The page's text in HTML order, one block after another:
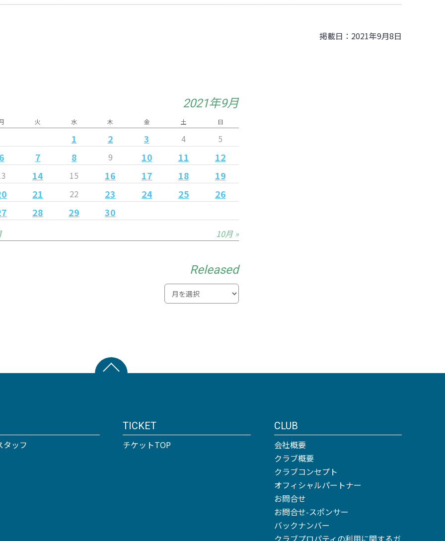
掲載日：2021年9月8日
2021年9月
火 水 木 金 土 日
1 2 3 4 5
7 8 9 10 11 12
14 15 16 17 18
19
21 22 23 24 25
26
28 29 30
10月 »
Released
タッフ
TICKET
チケットTOP
CLUB
会社概要
クラブ概要
クラブコンセプト
オフィシャルパートナー
お問合せ
お問合せ-スポンサー
バックナンバー
クラブプロパティの利用に関するガ